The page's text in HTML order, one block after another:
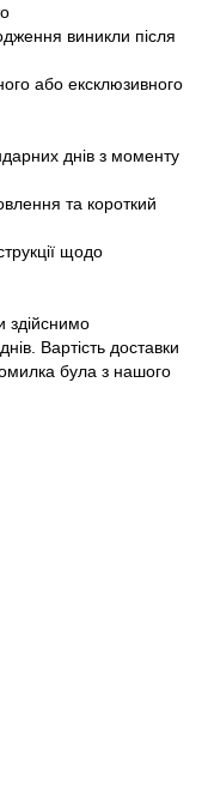
виникли після
або ексклюзивного
днів з моменту
та короткий
щодо
здійснимо
Вартість доставки
була з нашого